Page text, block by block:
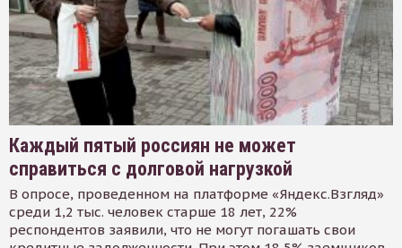
Каждый пятый россиян не может
справиться с долговой нагрузкой
В опросе, проведенном на платформе «Яндекс.Взгляд»
среди 1,2 тыс. человек старше 18 лет, 22%
респондентов заявили, что не могут погашать свои